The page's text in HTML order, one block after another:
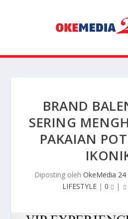
BRAND
SERING
PAKAIAN
Diposting oleh OkeMedia 24
LIFESTYLE | 0 |